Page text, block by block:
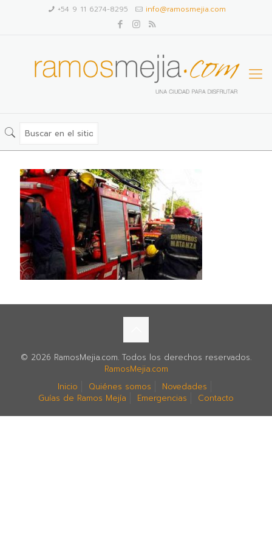
+54 9 11 6274-8295 info@ramosmejia.com
© 2026 RamosMejia.com. Todos los derechos reservados.
RamosMejia.com
Inicio
Quiénes somos
Novedades
Guías de Ramos Mejía
Emergencias Contacto